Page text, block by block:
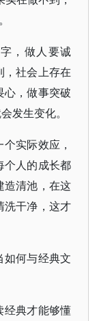
，做人要诚
，社会上存在
，做事突破
发生变化。
实际效应，
个人的成长都
造清池，在这
洗干净，这才
如何与经典文
经典才能够懂